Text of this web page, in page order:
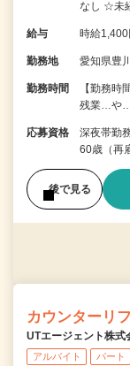
なし ☆未
給与 時給
勤務地 愛知県豊
勤務時間
【勤務
残業…や
応募資格
深夜帯勤
60歳（再
後で見る
カウンターリ
UTエージェント株式
アルバイト パート